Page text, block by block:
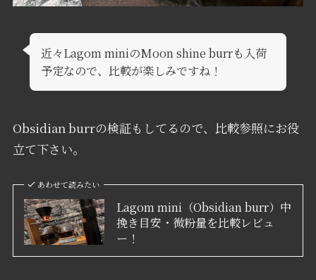
近々Lagom miniのMoon shine burrも入荷
予定なので、比較が楽しみですね！
Obsidian burrの検証もしてるので、比較参照にお役
立て下さい。
あわせて読みたい
Lagom mini（Obsidian burr）中
挽き目安・微粉量を比較レビュ
ー！